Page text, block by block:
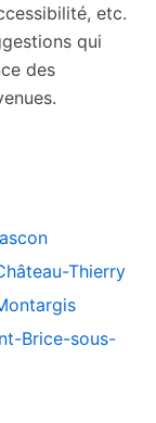
etc.
qui
des
Thierry
Brice-sous-